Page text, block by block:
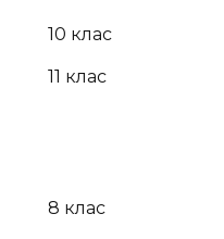
10 клас
11 клас
8 клас